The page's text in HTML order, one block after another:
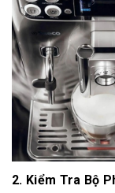
2. Kiểm Tra Bộ